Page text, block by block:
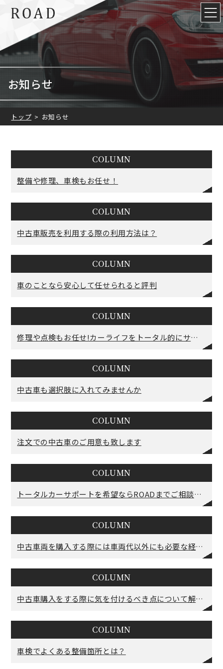
お知らせ
トップ お知らせ
COLUMN
整備や修理、車検もお任せ！
COLUMN
中古車販売を利用する際の利用方法は？
COLUMN
車のことなら安心して任せられると評判
COLUMN
修理や点検もお任せ!カーライフをトータル的にサポートいたします
COLUMN
中古車も選択肢に入れてみませんか
COLUMN
注文での中古車のご用意も致します
COLUMN
トータルカーサポートを希望ならROADまでご相談ください！
COLUMN
中古車両を購入する際には車両代以外にも必要な経費があることを理解しよう
COLUMN
中古車購入をする際に気を付けるべき点について解説！
COLUMN
車検でよくある整備箇所とは？